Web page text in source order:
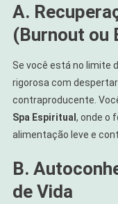
A.
(Burnout ou
Se você está no limite
rigorosa com
contraproducente.
Spa Espiritual , onde o
alimentação leve e
B.
de Vida